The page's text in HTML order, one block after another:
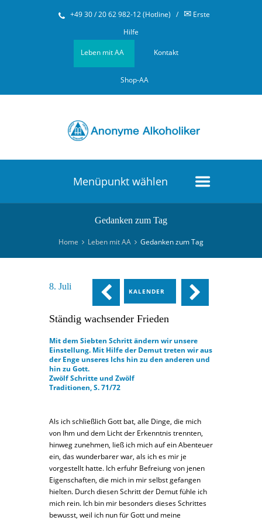
+49 30 / 20 62 982-12 (Hotline) / ✉Erste
Hilfe
Leben mit AA Kontakt
Shop-AA
Menüpunkt wählen
Gedanken zum Tag
Home Leben mit AA Gedanken zum Tag
KALENDER
8. Juli
Ständig wachsender Frieden
Mit dem Siebten Schritt ändern wir unsere
Einstellung. Mit Hilfe der Demut treten wir aus
der Enge unseres Ichs hin zu den anderen und
hin zu Gott.
Zwölf Schritte und Zwölf
Traditionen, S. 71/72
Als ich schließlich Gott bat, alle Dinge, die mich
von Ihm und dem Licht der Erkenntnis trennten,
hinweg zunehmen, ließ ich mich auf ein Abenteuer
ein, das wunderbarer war, als ich es mir je
vorgestellt hatte. Ich erfuhr Befreiung von jenen
Eigenschaften, die mich in mir selbst gefangen
hielten. Durch diesen Schritt der Demut fühle ich
mich rein. Ich bin mir besonders dieses Schrittes
bewusst, weil ich nun für Gott und meine